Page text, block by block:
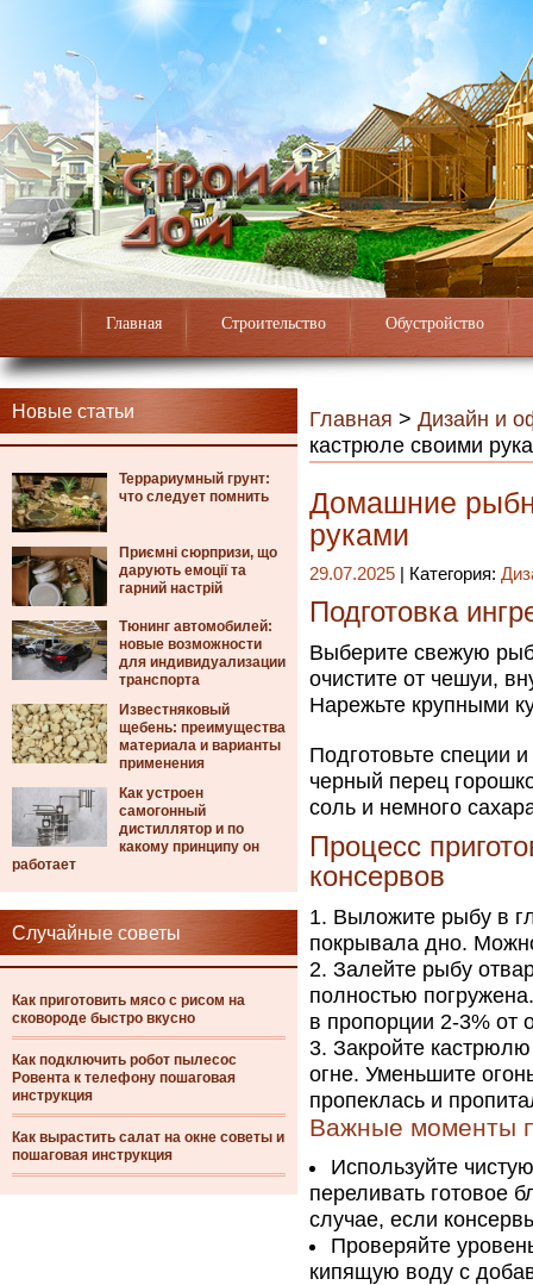
Главная Строительство Обустройство
Новые статьи
Террариумный грунт:
что следует помнить
Приємні сюрпризи, що
дарують емоції та
гарний настрій
Тюнинг автомобилей:
новые возможности
для индивидуализации
транспорта
Известняковый
щебень: преимущества
материала и варианты
применения
Как устроен
самогонный
дистиллятор и по
какому принципу он
работает
Случайные советы
Как приготовить мясо с рисом на
сковороде быстро вкусно
Как подключить робот пылесос
Ровента к телефону пошаговая
инструкция
Как вырастить салат на окне советы и
пошаговая инструкция
Главная > Дизайн и
кастрюле своими
Домашние
руками
29.07.2025 | Категория:
Подготовка
Выберите свежую
очистите от чешуи,
Нарежьте крупными
Подготовьте специи
черный перец
соль и немного
Процесс
консервов
Выложите рыбу в
покрывала дно.
Залейте рыбу
полностью
в пропорции 2-3% от
Закройте
огне. Уменьшите
пропеклась и
Важные моменты
Используйте
переливать готовое
случае, если
Проверяйте
кипящую воду с